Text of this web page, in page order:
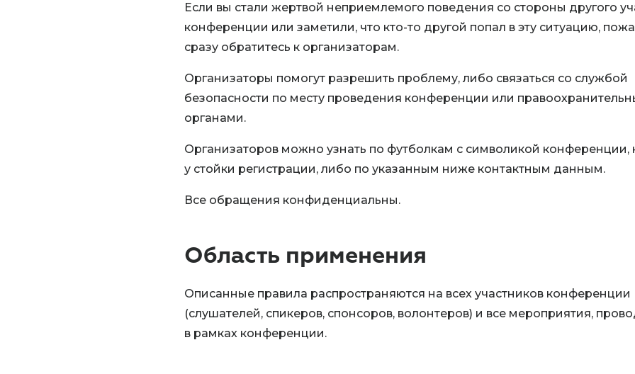
Если вы стали жертвой неприемлемого поведения со стороны другого
конференции или заметили, что кто-то другой попал в эту ситуацию,
сразу обратитесь к организаторам.
Организаторы помогут разрешить проблему, либо связаться со службой
безопасности по месту проведения конференции или
органами.
Организаторов можно узнать по футболкам с символикой конференции,
у стойки регистрации, либо по указанным ниже контактным данным.
Все обращения конфиденциальны.
Область применения
Описанные правила распространяются на всех участников конференции
(слушателей, спикеров, спонсоров, волонтеров) и все мероприятия,
в рамках конференции.